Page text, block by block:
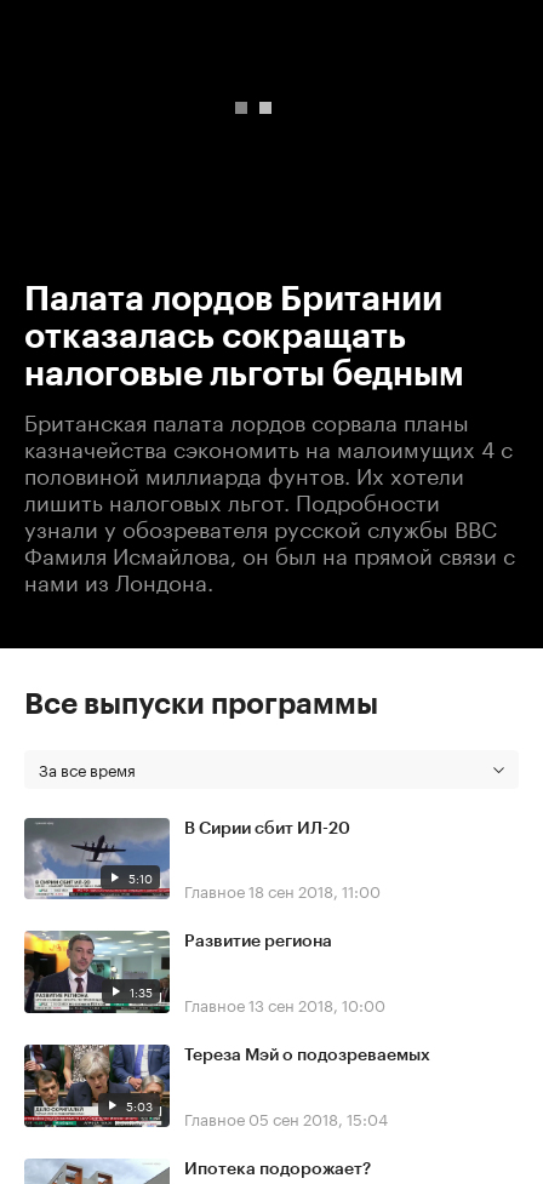
Палата лордов Британии
отказалась сокращать
налоговые льготы бедным
Британская палата лордов сорвала планы
казначейства сэкономить на малоимущих 4 с
половиной миллиарда фунтов. Их хотели
лишить налоговых льгот. Подробности
узнали у обозревателя русской службы BBC
Фамиля Исмайлова, он был на прямой связи с
нами из Лондона.
Все выпуски программы
За все время
5:10
В Сирии сбит ИЛ-20
Главное18 сен 2018, 11:00
1:35
Развитие региона
Главное13 сен 2018, 10:00
5:03
Тереза Мэй о подозреваемых
Главное 05 сен 2018, 15:04
Ипотека подорожает?